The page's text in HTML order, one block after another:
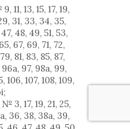
13, 15, 17, 19,
31, 33, 34, 35,
48, 49, 51, 53,
67, 69, 71, 72,
81, 83, 85, 87,
97, 98а, 99,
106, 107, 108, 109,
3, 17, 19, 21, 25,
36, 38, 38а, 39,